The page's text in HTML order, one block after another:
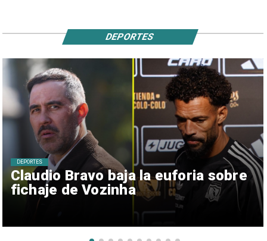
Claudio Bravo baja la euforia sobre
fichaje de Vozinha
DEPORTES
DEPORTES